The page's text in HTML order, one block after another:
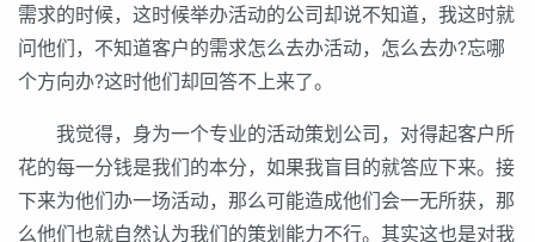
需求的时候，这时候举办活动的公司却说不知道，我这时就
问他们，不知道客户的需求怎么去办活动，怎么去办?忘哪
个方向办?这时他们却回答不上来了。
我觉得，身为一个专业的活动策划公司，对得起客户所
花的每一分钱是我们的本分，如果我盲目的就答应下来。接
下来为他们办一场活动，那么可能造成他们会一无所获，那
么他们也就自然认为我们的策划能力不行。其实这也是对我